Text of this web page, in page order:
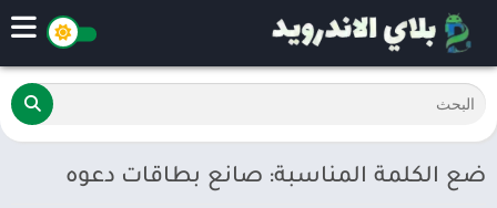
ضع الكلمة المناسبة: صانع بطاقات دعوه